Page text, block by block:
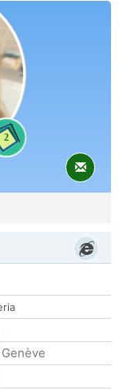
2
Genève